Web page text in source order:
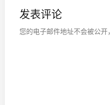
发表评论
您的电子邮件地址不会被公开，